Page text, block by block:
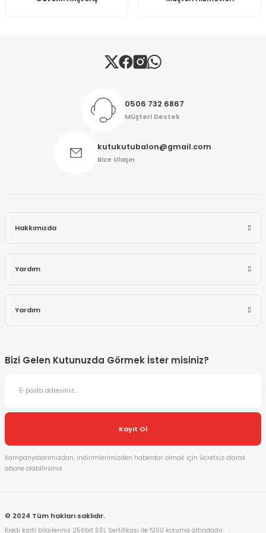
Gönder
0506 732 6867
Müşteri Destek
kutukutubalon@gmail.com
Bize Ulaşın
Hakkımızda
Yardım
Yardım
Bizi Gelen Kutunuzda Görmek İster misiniz?
Kayıt Ol
Kampanyalarımızdan, indirimlerimizden haberdar olmak için ücretsiz olarak
abone olabilirsiniz.
© 2024 Tüm hakları saklıdır.
Kredi kartı bilgileriniz 256bit SSL Sertifikası ile %100 koruma altındadır.